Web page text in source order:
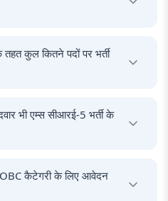
तिथि 03 जुलाई 2026 (शाम
तहत कुल कितने पदों पर भर्ती
संस्थानों में ग्रुप-B और ग्रुप-C
जारी किया गया है।
भी एम्स सीआरई-5 भर्ती के
(Peon), ऑफिस अटेंडेंट, मोर्चरी
के लिए आवेदन कर सकते हैं।
कैटेगरी के लिए आवेदन